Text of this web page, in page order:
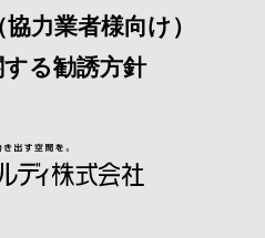
力業者様向け）
る勧誘方針